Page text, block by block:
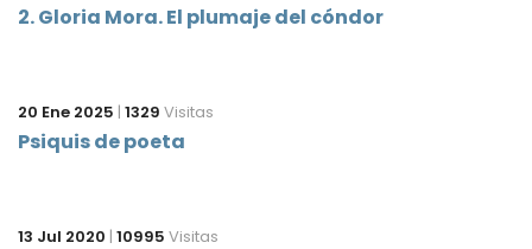
2. Gloria Mora. El plumaje del cóndor
20 Ene 2025 | 1329 Visitas
Psiquis de poeta
13 Jul 2020 | 10995 Visitas